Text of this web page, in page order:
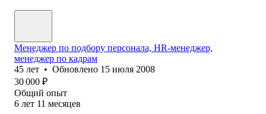
Менеджер по подбору персонала, HR-менеджер,
менеджер по кадрам
45 лет • Обновлено 15 июля 2008
30 000 ₽
Общий опыт
6 лет 11 месяцев